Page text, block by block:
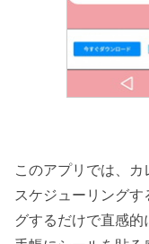
このアプリでは、
スケジューリング
グするだけで直感